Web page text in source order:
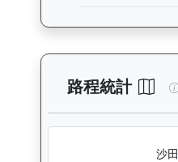
路程統計